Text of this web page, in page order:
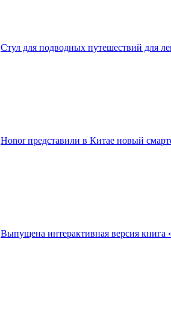
Стул для подводных путешествий для
Honor представили в Китае новый
Выпущена интерактивная версия